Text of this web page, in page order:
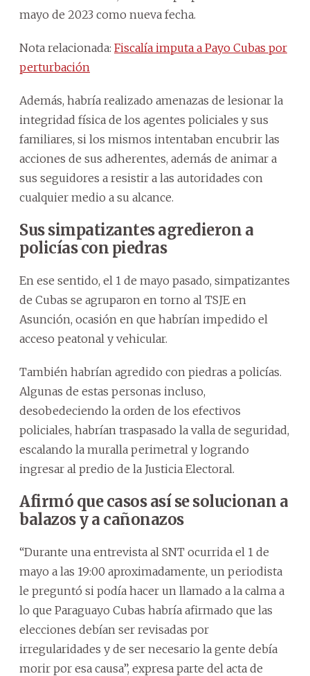
mayo de 2023 como nueva fecha.
Nota relacionada: Fiscalía imputa a Payo Cubas por
perturbación
Además, habría realizado amenazas de lesionar la
integridad física de los agentes policiales y sus
familiares, si los mismos intentaban encubrir las
acciones de sus adherentes, además de animar a
sus seguidores a resistir a las autoridades con
cualquier medio a su alcance.
Sus simpatizantes agredieron a
policías con piedras
En ese sentido, el 1 de mayo pasado, simpatizantes
de Cubas se agruparon en torno al TSJE en
Asunción, ocasión en que habrían impedido el
acceso peatonal y vehicular.
También habrían agredido con piedras a policías.
Algunas de estas personas incluso,
desobedeciendo la orden de los efectivos
policiales, habrían traspasado la valla de seguridad,
escalando la muralla perimetral y logrando
ingresar al predio de la Justicia Electoral.
Afirmó que casos así se solucionan a
balazos y a cañonazos
“Durante una entrevista al SNT ocurrida el 1 de
mayo a las 19:00 aproximadamente, un periodista
le preguntó si podía hacer un llamado a la calma a
lo que Paraguayo Cubas habría afirmado que las
elecciones debían ser revisadas por
irregularidades y de ser necesario la gente debía
morir por esa causa”, expresa parte del acta de